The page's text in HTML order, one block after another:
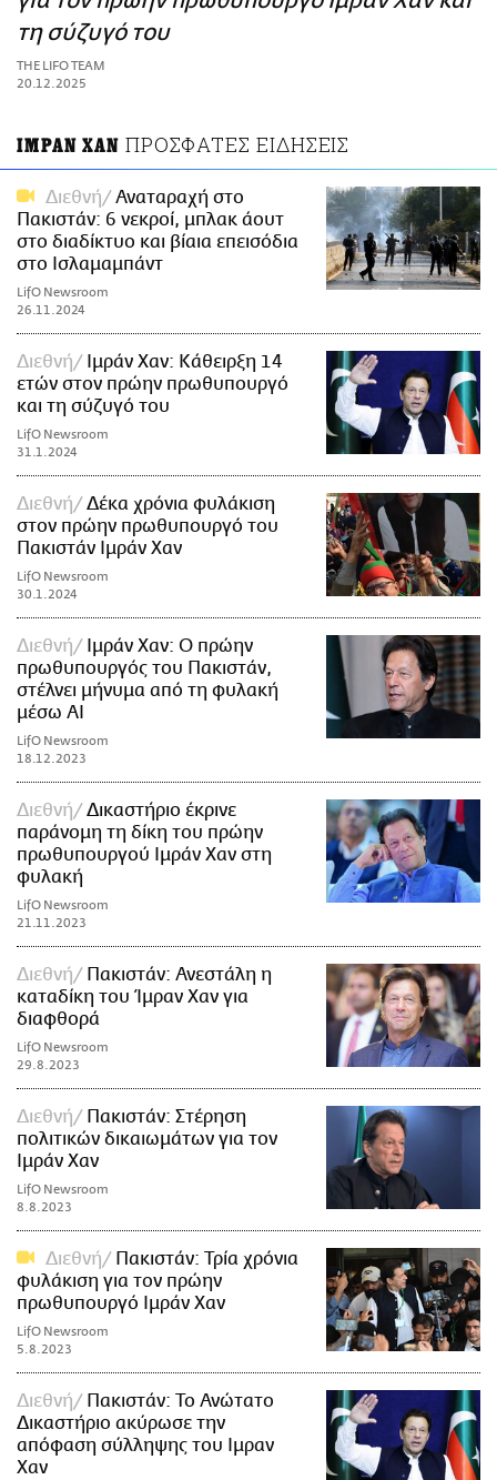
ΑΜΠΑ
PRINT
τη σύζυγό του
THE LIFO TEAM
20.12.2025
ΙΜΡΑΝ ΧΑΝ ΠΡΟΣΦΑΤΕΣ ΕΙΔΗΣΕΙΣ
Διεθνή
Αναταραχή στο
Πακιστάν: 6 νεκροί, μπλακ άουτ
στο διαδίκτυο και βίαια επεισόδια
στο Ισλαμαμπάντ
LifO Newsroom
26.11.2024
Διεθνή
Ιμράν Χαν: Κάθειρξη 14
ετών στον πρώην πρωθυπουργό
και τη σύζυγό του
LifO Newsroom
31.1.2024
Διεθνή
Δέκα χρόνια φυλάκιση
στον πρώην πρωθυπουργό του
Πακιστάν Ιμράν Χαν
LifO Newsroom
30.1.2024
Διεθνή
Ιμράν Χαν: Ο πρώην
πρωθυπουργός του Πακιστάν,
στέλνει μήνυμα από τη φυλακή
μέσω AI
LifO Newsroom
18.12.2023
Διεθνή
Δικαστήριο έκρινε
παράνομη τη δίκη του πρώην
πρωθυπουργού Ιμράν Χαν στη
φυλακή
LifO Newsroom
21.11.2023
Διεθνή
Πακιστάν: Ανεστάλη η
καταδίκη του Ίμραν Χαν για
διαφθορά
LifO Newsroom
29.8.2023
Διεθνή
Πακιστάν: Στέρηση
πολιτικών δικαιωμάτων για τον
Ιμράν Χαν
LifO Newsroom
8.8.2023
Διεθνή
Πακιστάν: Τρία χρόνια
φυλάκιση για τον πρώην
πρωθυπουργό Ιμράν Χαν
LifO Newsroom
5.8.2023
Διεθνή
Πακιστάν: Το Ανώτατο
Δικαστήριο ακύρωσε την
απόφαση σύλληψης του Ιμραν
Χαν